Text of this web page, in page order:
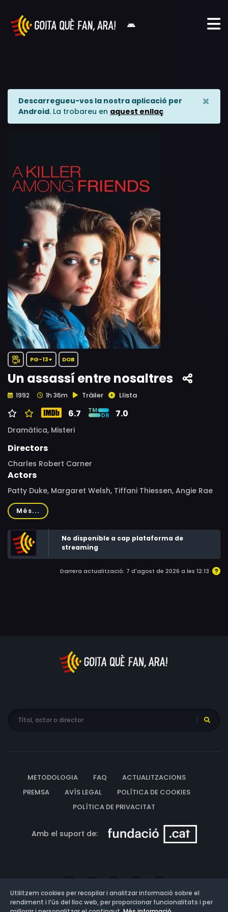
Descarregueu-vos la nostra aplicació per
Android. La trobareu en aquest enllaç
×
PG-13+ DOB
Un assassí entre nosaltres
1992 1h 36m Tràiler Llista
6.7 7.0
Dramàtica, Misteri
Directors
Charles Robert Carner
Actors
Patty Duke, Margaret Welsh, Tiffani Thiessen, Angie Rae
McKinney, David Cubitt, Janne Mortil, Loretta Swit, Debra
Sharkey, Ben Bass, Chad Todhunter, Babs Chula,
Matthew Bennett, Barry Pepper
Més...
No disponible a cap plataforma de
streaming
Darrera actualització: 7 d'agost de 2026 a les 12:13
METODOLOGIA FAQ
ACTUALITZACIONS
PREMSA
AVÍS LEGAL
POLÍTICA DE COOKIES
POLÍTICA DE PRIVACITAT
Amb el suport de:
Utilitzem cookies per recopilar i analitzar informació sobre el
rendiment i l’ús del lloc web, per proporcionar funcionalitats i per